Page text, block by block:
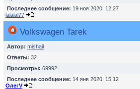
Последнее сообщение: 19 ноя 2020, 12:27
lalalal77
Volkswagen Tarek
Автор: mishail
Ответы: 32
Просмотры: 69992
Последнее сообщение: 14 янв 2020, 15:12
ОлегV